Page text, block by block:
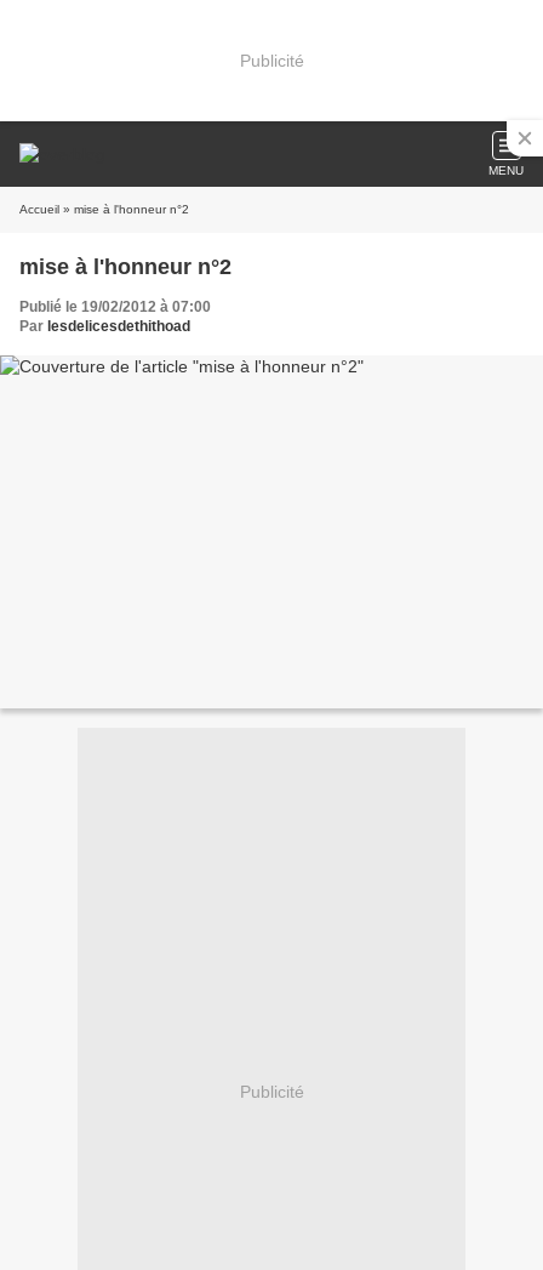
Publicité
MENU
Accueil » mise à l'honneur n°2
mise à l'honneur n°2
Publié le 19/02/2012 à 07:00
Par lesdelicesdethithoad
Publicité